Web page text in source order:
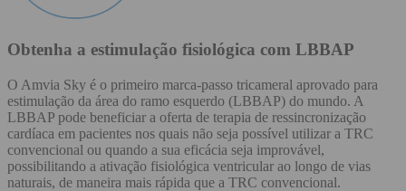
Obtenha a estimulação fisiológica com LBBAP
O Amvia Sky é o primeiro marca-passo tricameral aprovado para
estimulação da área do ramo esquerdo (LBBAP) do mundo. A
LBBAP pode beneficiar a oferta de terapia de ressincronização
cardíaca em pacientes nos quais não seja possível utilizar a TRC
convencional ou quando a sua eficácia seja improvável,
possibilitando a ativação fisiológica ventricular ao longo de vias
naturais, de maneira mais rápida que a TRC convencional.